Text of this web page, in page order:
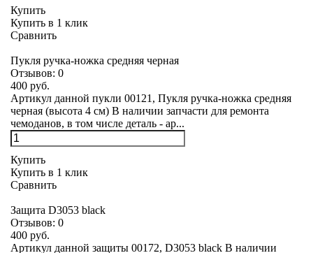
Купить
Купить в 1 клик
Сравнить
Пукля ручка-ножка средняя черная
Отзывов: 0
400 руб.
Артикул данной пукли 00121, Пукля ручка-ножка средняя
черная (высота 4 см) В наличии запчасти для ремонта
чемоданов, в том числе деталь - ар...
Купить
Купить в 1 клик
Сравнить
Защита D3053 black
Отзывов: 0
400 руб.
Артикул данной защиты 00172, D3053 black В наличии